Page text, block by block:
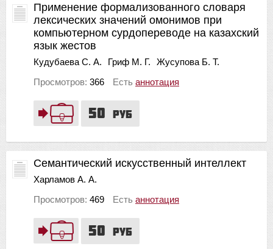
50 руб
Применение формализованного словаря
лексических значений омонимов при
компьютерном сурдопереводе на казахский
язык жестов
Кудубаева С. А. Гриф М. Г.
Жусупова Б. Т.
Просмотров: 366 Есть аннотация
50 руб
Семантический искусственный интеллект
Харламов А. А.
Просмотров: 469 Есть аннотация